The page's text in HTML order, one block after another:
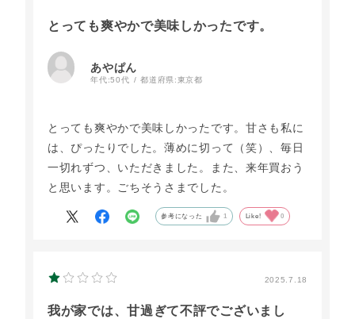
とっても爽やかで美味しかったです。
あやぱん
年代:50代 都道府県:東京都
とっても爽やかで美味しかったです。甘さも私に
は、ぴったりでした。薄めに切って（笑）、毎日
一切れずつ、いただきました。また、来年買おう
と思います。ごちそうさまでした。
参考になった 1 Like! 0
2025.7.18
我が家では、甘過ぎて不評でございまし